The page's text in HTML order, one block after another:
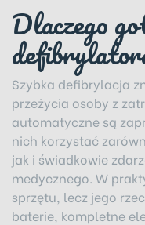
Dlaczego
Szybka defibrylacja
przeżycia osoby z
automatyczne są
nich korzystać
jak i świadkowie
medycznego. W
sprzętu, lecz jego
baterie, kompletne